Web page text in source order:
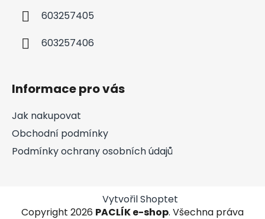
603257405
603257406
Informace pro vás
Jak nakupovat
Obchodní podmínky
Podmínky ochrany osobních údajů
Vytvořil Shoptet
Copyright 2026 PACLÍK e-shop. Všechna práva